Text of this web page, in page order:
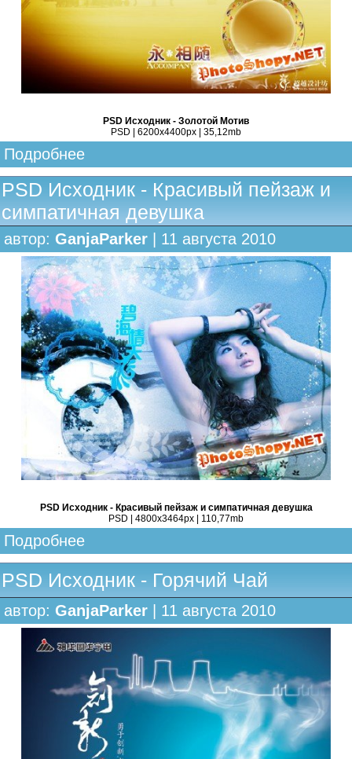
PSD Исходник - Золотой Мотив
PSD | 6200x4400px | 35,12mb
Подробнее
PSD Исходник - Красивый пейзаж и
симпатичная девушка
автор: GanjaParker | 11 августа 2010
PSD Исходник - Красивый пейзаж и симпатичная девушка
PSD | 4800x3464px | 110,77mb
Подробнее
PSD Исходник - Горячий Чай
автор: GanjaParker | 11 августа 2010